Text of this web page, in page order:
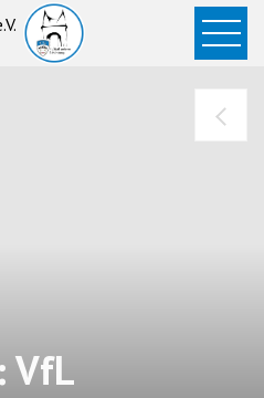
VfL